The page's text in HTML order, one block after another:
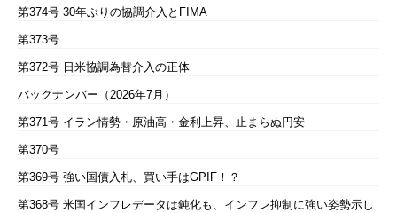
第374号 30年ぶりの協調介入とFIMA
第373号
第372号 日米協調為替介入の正体
バックナンバー（2026年7月）
第371号 イラン情勢・原油高・金利上昇、止まらぬ円安
第370号
第369号 強い国債入札、買い手はGPIF！？
第368号 米国インフレデータは鈍化も、インフレ抑制に強い姿勢示し